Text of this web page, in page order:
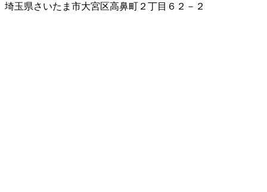
埼玉県さいたま市大宮区高鼻町２丁目６２－２